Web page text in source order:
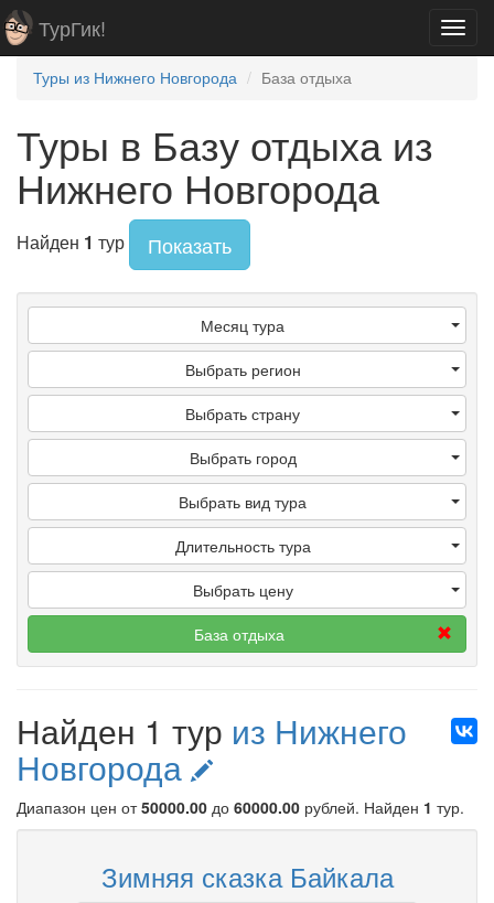
ТурГик!
Туры из Нижнего Новгорода База отдыха
Туры в Базу отдыха из
Нижнего Новгорода
Найден 1 тур Показать
Месяц тура
Выбрать регион
Выбрать страну
Выбрать город
Выбрать вид тура
Длительность тура
Выбрать цену
База отдыха
Найден 1 тур из Нижнего
Новгорода
Диапазон цен от50000.00 до 60000.00 рублей. Найден 1 тур.
Зимняя сказка Байкала